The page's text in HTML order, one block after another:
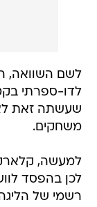
לשם השוואה,
לדו-ספרתי
שעשתה זאת
משחקים.
למעשה,
לכן בהפסד